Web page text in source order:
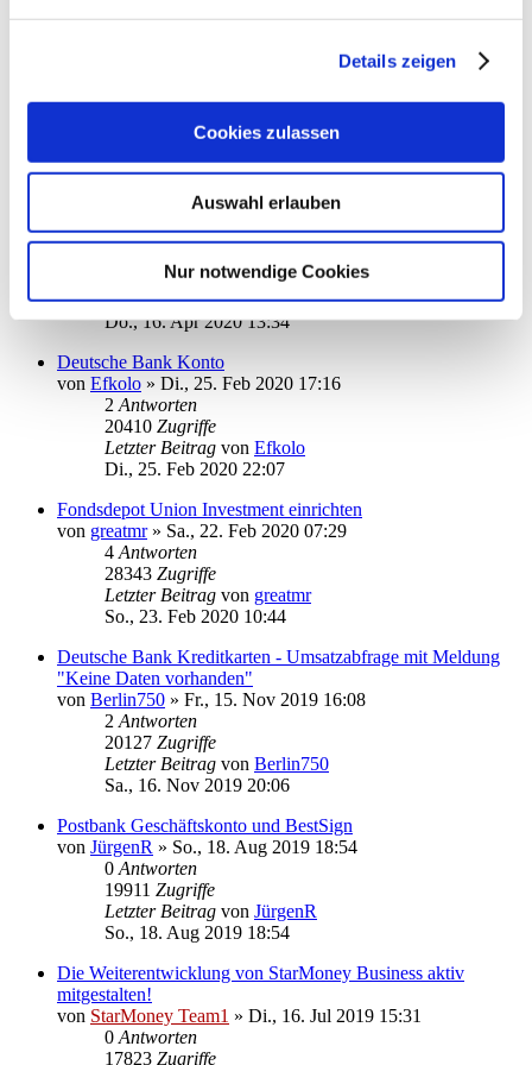
Details zeigen
Cookies zulassen
Auswahl erlauben
Nur notwendige Cookies
Do., 11. Jun 2020 07:15
Installation Starmoney 9 Server/Client
Zugriffe
Mi., 27. Mai 2020 08:03
Intraday Informationen Deutsche Bank
vonAnne B.»Do., 09. Apr 2020 15:38
Zugriffe
Letzter Beitragvonottoager
Do., 16. Apr 2020 13:34
Deutsche Bank Konto
von Efkolo » Di., 25. Feb 2020 17:16
2 Antworten
20410 Zugriffe
Letzter Beitrag von Efkolo
Di., 25. Feb 2020 22:07
Fondsdepot Union Investment einrichten
von greatmr» Sa., 22. Feb 2020 07:29
4 Antworten
28343 Zugriffe
Letzter Beitrag von greatmr
So., 23. Feb 2020 10:44
Deutsche Bank Kreditkarten - Umsatzabfrage mit Meldung
"Keine Daten vorhanden"
von Berlin750 » Fr., 15. Nov 2019 16:08
2 Antworten
20127 Zugriffe
Letzter Beitrag von Berlin750
Sa., 16. Nov 2019 20:06
Postbank Geschäftskonto und BestSign
von JürgenR » So., 18. Aug 2019 18:54
0 Antworten
19911 Zugriffe
Letzter Beitrag von JürgenR
So., 18. Aug 2019 18:54
Die Weiterentwicklung von StarMoney Business aktiv
mitgestalten!
von StarMoney Team1 » Di., 16. Jul 2019 15:31
0 Antworten
17823 Zugriffe